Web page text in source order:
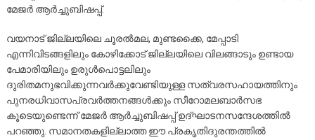
മേജർ ആർച്ചുബിഷപ്പ്.
വയനാട് ജില്ലയിലെ ചൂരൽമല, മുണ്ടക്കൈ, മേപ്പാടി
എന്നിവിടങ്ങളിലും കോഴിക്കോട് ജില്ലയിലെ വിലങ്ങാടും ഉണ്ടായ
പേമാരിയിലും ഉരുൾപൊട്ടലിലും
ദുരിതമനുഭവിക്കുന്നവർക്കുവേണ്ടിയുള്ള സത്വരസഹായത്തിനും
പുനരധിവാസപ്രവർത്തനങ്ങൾക്കും സീറോമലബാർസഭ
കൂടെയുണ്ടെന്ന് മേജർ ആർച്ചുബിഷപ്പ് ഉദ്ഘാടനസന്ദേശത്തിൽ
പറഞ്ഞു. സമാനതകളില്ലാത്ത ഈ പ്രകൃതിദുരന്തത്തിൽ